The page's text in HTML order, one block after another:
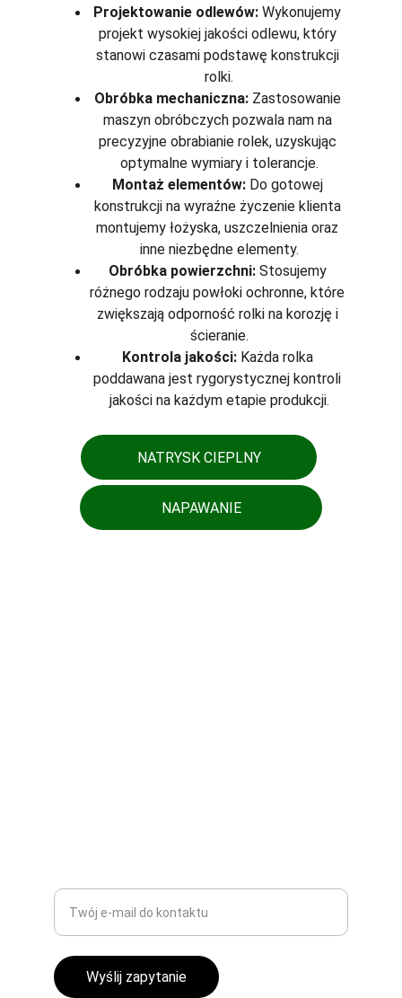
Projektowanie odlewów: Wykonujemy
projekt wysokiej jakości odlewu, który
stanowi czasami podstawę konstrukcji
rolki.
Obróbka mechaniczna: Zastosowanie
maszyn obróbczych pozwala nam na
precyzyjne obrabianie rolek, uzyskując
optymalne wymiary i tolerancje.
Montaż elementów: Do gotowej
konstrukcji na wyraźne życzenie klienta
montujemy łożyska, uszczelnienia oraz
inne niezbędne elementy.
Obróbka powierzchni: Stosujemy
różnego rodzaju powłoki ochronne, które
zwiększają odporność rolki na korozję i
ścieranie.
Kontrola jakości: Każda rolka
poddawana jest rygorystycznej kontroli
jakości na każdym etapie produkcji.
NATRYSK CIEPLNY
NAPAWANIE
Wyślij zapytanie